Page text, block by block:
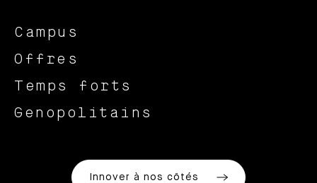
Campus
Offres
Temps forts
Genopolitains
Innover à nos côtés